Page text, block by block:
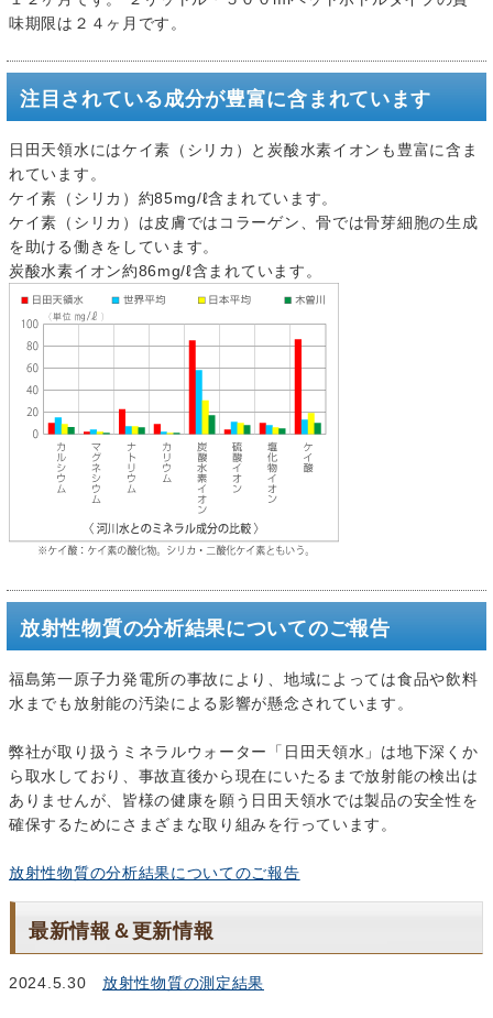
味期限は２４ヶ月です。
注目されている成分が豊富に含まれています
日田天領水にはケイ素（シリカ）と炭酸水素イオンも豊富に含ま
れています。
ケイ素（シリカ）約85mg/ℓ含まれています。
ケイ素（シリカ）は皮膚ではコラーゲン、骨では骨芽細胞の生成
を助ける働きをしています。
炭酸水素イオン約86mg/ℓ含まれています。
放射性物質の分析結果についてのご報告
福島第一原子力発電所の事故により、地域によっては食品や飲料
水までも放射能の汚染による影響が懸念されています。
弊社が取り扱うミネラルウォーター「日田天領水」は地下深くか
ら取水しており、事故直後から現在にいたるまで放射能の検出は
ありませんが、皆様の健康を願う日田天領水では製品の安全性を
確保するためにさまざまな取り組みを行っています。
放射性物質の分析結果についてのご報告
最新情報＆更新情報
2024.5.30 放射性物質の測定結果